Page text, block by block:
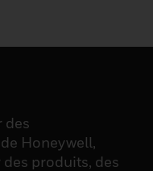
des
Honeywell,
produits, des